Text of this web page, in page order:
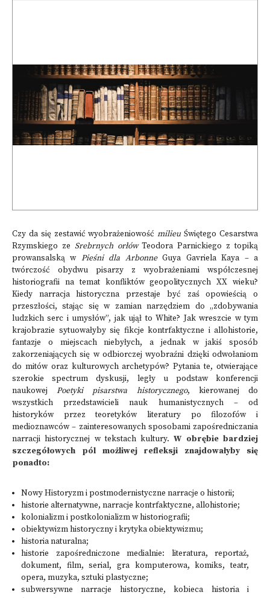
Czy da się zestawić wyobrażeniowośćmilieuŚwiętego Cesarstwa
Rzymskiego ze Srebrnych orłówTeodora Parnickiego z topiką
prowansalską w Pieśni dla ArbonneGuya Gavriela Kaya – a
twórczość obydwu pisarzy z wyobrażeniami współczesnej
historiografii na temat konfliktów geopolitycznych XX wieku?
Kiedy narracja historyczna przestaje być zaś opowieścią o
przeszłości, stając się w zamian narzędziem do „zdobywania
ludzkich serc i umysłów”, jak ujął to White? Jak wreszcie w tym
krajobrazie sytuowałyby się fikcje kontrfaktyczne i allohistorie,
fantazje o miejscach niebyłych, a jednak w jakiś sposób
zakorzeniających się w odbiorczej wyobraźni dzięki odwołaniom
do mitów oraz kulturowych archetypów? Pytania te, otwierające
szerokie spectrum dyskusji, legły u podstaw konferencji
naukowejPoetyki pisarstwa historycznego, kierowanej do
wszystkich przedstawicieli nauk humanistycznych – od
historyków przez teoretyków literatury po filozofów i
medioznawców – zainteresowanych sposobami zapośredniczania
narracji historycznej w tekstach kultury.W obrębie bardziej
szczegółowych pól możliwej refleksji znajdowałyby się
ponadto:
Nowy Historyzm i postmodernistyczne narracje o historii;
historie alternatywne, narracje kontrfaktyczne, allohistorie;
kolonializm i postkolonializm w historiografii;
obiektywizm historyczny i krytyka obiektywizmu;
historia naturalna;
historie zapośredniczone medialnie: literatura, reportaż,
dokument, film, serial, gra komputerowa, komiks, teatr,
opera, muzyka, sztuki plastyczne;
subwersywne narracje historyczne, kobieca historia i